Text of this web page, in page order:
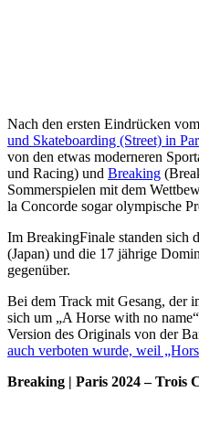
Nach den ersten Eindrücken
und Skateboarding (Street) in
von den etwas moderneren
und Racing) und Breaking
Sommerspielen mit dem
la Concorde sogar olympische
Im BreakingFinale standen sich
(Japan) und die 17 jährige
gegenüber.
Bei dem Track mit Gesang, der
sich um „A Horse with no
Version des Originals von der
auch verboten wurde, weil
Breaking | Paris 2024 – Trois